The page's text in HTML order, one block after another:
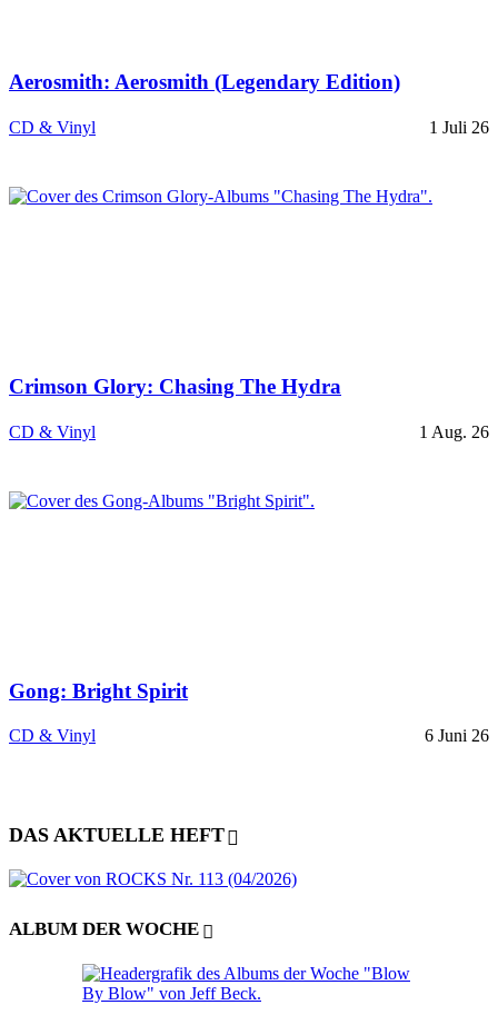
Aerosmith: Aerosmith (Legendary Edition)
CD & Vinyl 1 Juli 26
Crimson Glory: Chasing The Hydra
CD & Vinyl 1 Aug. 26
Gong: Bright Spirit
CD & Vinyl 6 Juni 26
DAS AKTUELLE HEFT
ALBUM DER WOCHE